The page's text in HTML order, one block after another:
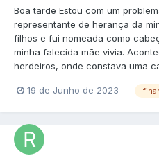
Boa tarde Estou com um
representante de herança da
filhos e fui nomeada como
minha falecida mãe vivia.
herdeiros, onde constava uma
19 de Junho de 2023